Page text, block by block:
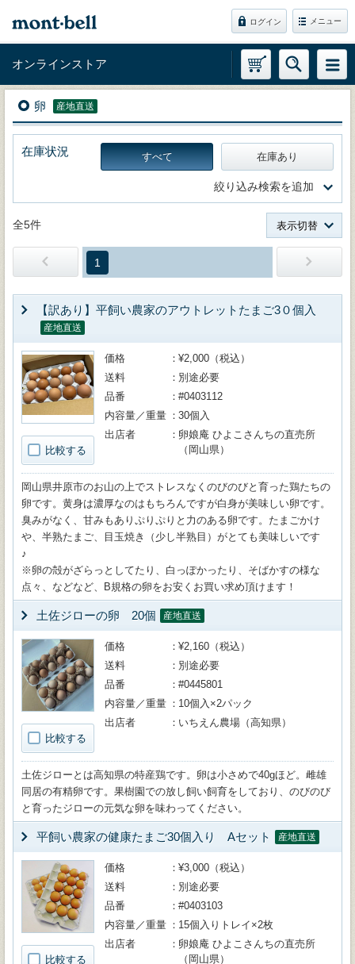
ログイン メニュー
オンラインストア
卵 産地直送
在庫状況 すべて 在庫あり
絞り込み検索を追加
全5件 表示切替
1
【訳あり】平飼い農家のアウトレットたまご3０個入
産地直送
比較する
価格
¥2,000（税込）
送料
別途必要
品番
#0403112
内容量／重量
30個入
出店者
卵娘庵 ひよこさんちの直売所
（岡山県）
岡山県井原市のお山の上でストレスなくのびのびと育った鶏たちの
卵です。黄身は濃厚なのはもちろんですが白身が美味しい卵です。
臭みがなく、甘みもありぷりぷりと力のある卵です。たまごかけ
や、半熟たまご、目玉焼き（少し半熟目）がとても美味しいです
♪
※卵の殻がざらっとしてたり、白っぽかったり、そばかすの様な
点々、などなど、B規格の卵をお安くお買い求め頂けます！
土佐ジローの卵 20個 産地直送
比較する
価格
¥2,160（税込）
送料
別途必要
品番
#0445801
内容量／重量
10個入×2パック
出店者
いちえん農場（高知県）
土佐ジローとは高知県の特産鶏です。卵は小さめで40gほど。雌雄
同居の有精卵です。果樹園での放し飼い飼育をしており、のびのび
と育ったジローの元気な卵を味わってください。
平飼い農家の健康たまご30個入り Aセット 産地直送
比較する
価格
¥3,000（税込）
送料
別途必要
品番
#0403103
内容量／重量
15個入りトレイ×2枚
出店者
卵娘庵 ひよこさんちの直売所
（岡山県）